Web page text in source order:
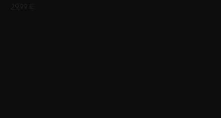
29,99 €